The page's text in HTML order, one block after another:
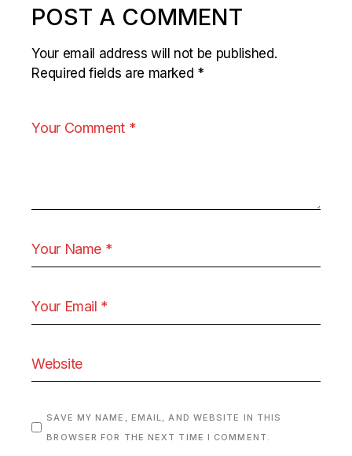
POST A COMMENT
Your email address will not be published.
Required fields are marked *
SAVE MY NAME, EMAIL, AND WEBSITE IN THIS
BROWSER FOR THE NEXT TIME I COMMENT.